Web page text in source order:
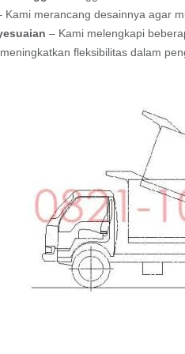
Kami merancang desainnya agar
– Kami melengkapi
fleksibilitas dalam